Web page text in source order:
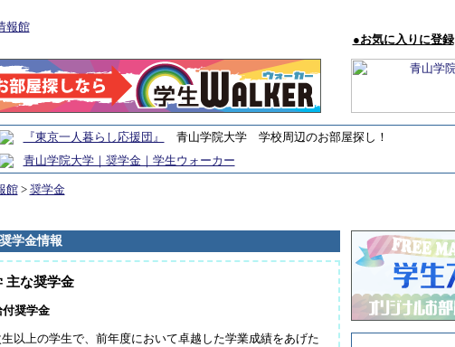
●お気に入りに登録
『東京一人暮らし応援団』
青山学院大学 学校周辺のお部屋探し！
青山学院大学｜奨学金｜学生ウォーカー
館> 奨学金
学金情報
主な奨学金
奨学金
以上の学生で、前年度において卓越した学業成績をあげた